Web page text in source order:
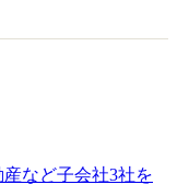
など子会社3社を